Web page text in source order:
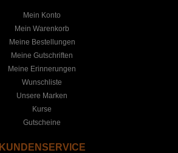
Mein Konto
Mein Warenkorb
Meine Bestellungen
Meine Gutschriften
Meine Erinnerungen
Wunschliste
Unsere Marken
Kurse
Gutscheine
KUNDENSERVICE